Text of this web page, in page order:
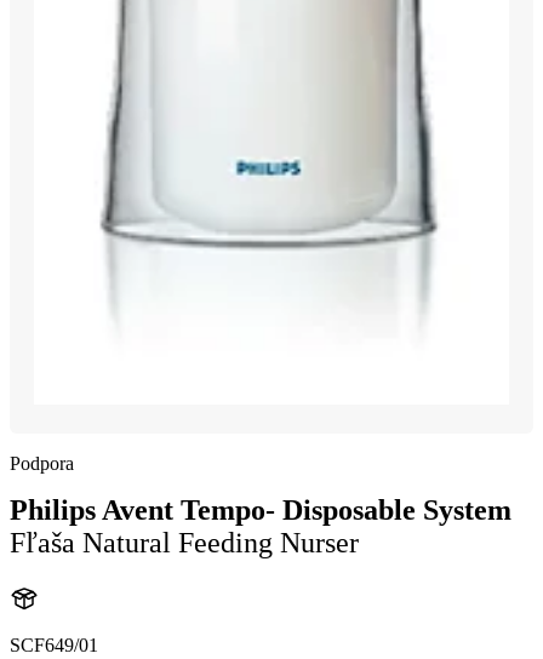
Podpora
Philips Avent Tempo- Disposable System
Fľaša Natural Feeding Nurser
SCF649/01